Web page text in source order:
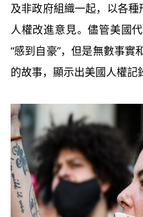
及非政府組織一起，以各
人權改進意見。儘管美國
“感到自豪”，但是無數事實
的故事，顯示出美國人權記